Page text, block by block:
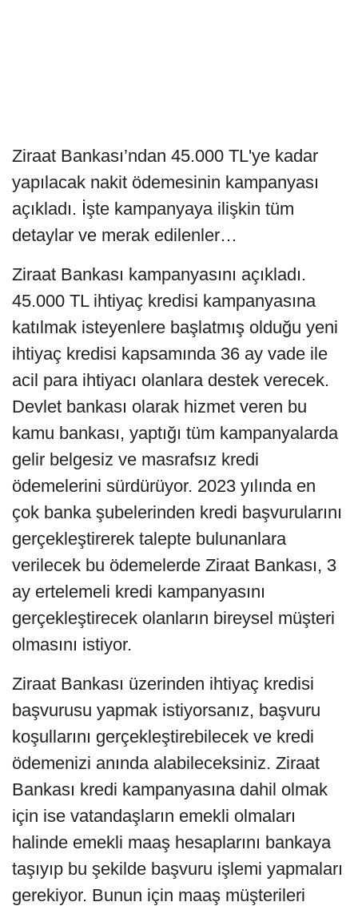
Ziraat Bankası’ndan 45.000 TL'ye kadar
yapılacak nakit ödemesinin kampanyası
açıkladı. İşte kampanyaya ilişkin tüm
detaylar ve merak edilenler…
Ziraat Bankası kampanyasını açıkladı.
45.000 TL ihtiyaç kredisi kampanyasına
katılmak isteyenlere başlatmış olduğu yeni
ihtiyaç kredisi kapsamında 36 ay vade ile
acil para ihtiyacı olanlara destek verecek.
Devlet bankası olarak hizmet veren bu
kamu bankası, yaptığı tüm kampanyalarda
gelir belgesiz ve masrafsız kredi
ödemelerini sürdürüyor. 2023 yılında en
çok banka şubelerinden kredi başvurularını
gerçekleştirerek talepte bulunanlara
verilecek bu ödemelerde Ziraat Bankası, 3
ay ertelemeli kredi kampanyasını
gerçekleştirecek olanların bireysel müşteri
olmasını istiyor.
Ziraat Bankası üzerinden ihtiyaç kredisi
başvurusu yapmak istiyorsanız, başvuru
koşullarını gerçekleştirebilecek ve kredi
ödemenizi anında alabileceksiniz. Ziraat
Bankası kredi kampanyasına dahil olmak
için ise vatandaşların emekli olmaları
halinde emekli maaş hesaplarını bankaya
taşıyıp bu şekilde başvuru işlemi yapmaları
gerekiyor. Bunun için maaş müşterileri